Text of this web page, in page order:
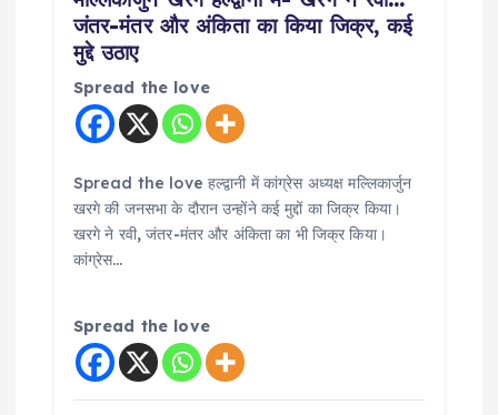
जंतर-मंतर और अंकिता का किया जिक्र, कई
मुद्दे उठाए
Spread the love
Spread the love हल्द्वानी में कांग्रेस अध्यक्ष मल्लिकार्जुन
खरगे की जनसभा के दौरान उन्होंने कई मुद्दों का जिक्र किया।
खरगे ने रवी, जंतर-मंतर और अंकिता का भी जिक्र किया।
कांग्रेस…
Spread the love